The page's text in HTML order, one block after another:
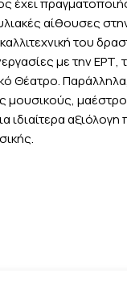
έχει
αίθουσες
του
με την ΕΡΤ,
Θέατρο.
μουσικούς,
ιδιαίτερα